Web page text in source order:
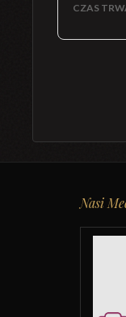
CZAS
Nasi